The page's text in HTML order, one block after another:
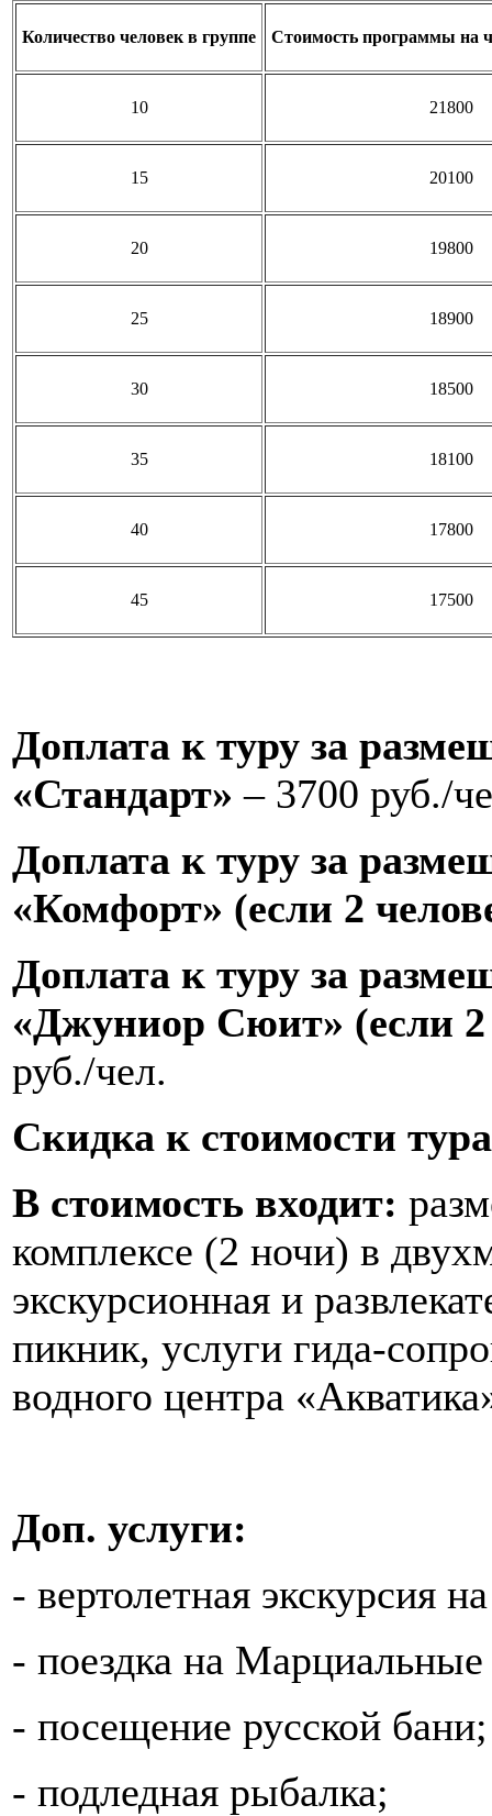
Количество человек в группе Стоимость программы на
10 21800
15 20100
20 19800
25 18900
30 18500
35 18100
40 17800
45 17500
Доплата к туру за
«Стандарт» – 3700 руб./
Доплата к туру за
«Комфорт» (если 2
Доплата к туру за
«Джуниор Сюит» (если
руб./чел.
Скидка к стоимости
В стоимость входит:
комплексе (2 ночи) в
экскурсионная и
пикник, услуги гида-
водного центра
Доп. услуги:
- вертолетная экскурсия
- поездка на
- посещение русской бани;
- подледная рыбалка;